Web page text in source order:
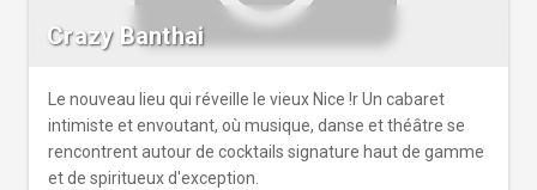
Crazy Banthai
Le nouveau lieu qui réveille le vieux Nice !r Un cabaret
intimiste et envoutant, où musique, danse et théâtre se
rencontrent autour de cocktails signature haut de gamme
et de spiritueux d'exception.